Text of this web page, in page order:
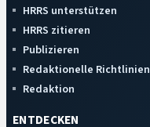
HRRS unterstützen
HRRS zitieren
Publizieren
Redaktionelle Richtlinien
Redaktion
ENTDECKEN